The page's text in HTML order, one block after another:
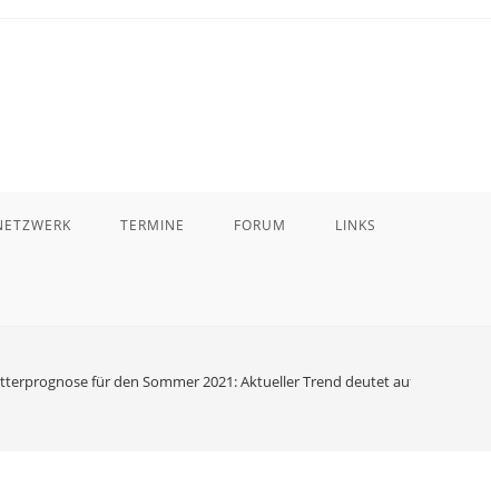
TERMINE FORUM LINKS
für den Sommer 2021: Aktueller Trend deutet auf